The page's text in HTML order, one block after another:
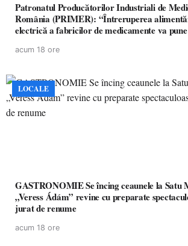
Patronatul Producătorilor Industriali de
România (PRIMER): “Întreruperea
electrică a fabricilor de medicamente va
acum 18 ore
LOCALE
GASTRONOMIE Se încing ceaunele la Satu Mare! Concursul
„Veress Ádám” revine cu preparate
jurat de renume
acum 18 ore